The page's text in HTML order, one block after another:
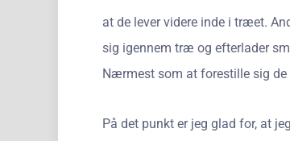
at de lever videre inde i træet.
sig igennem træ og efterlader
Nærmest som at forestille sig
På det punkt er jeg glad for, at